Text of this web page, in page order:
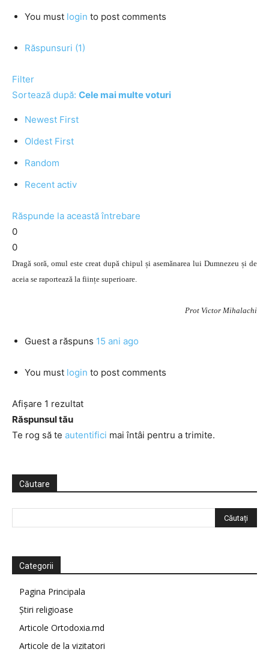
You must login to post comments
Răspunsuri (1)
Filter
Sortează după: Cele mai multe voturi
Newest First
Oldest First
Random
Recent activ
Răspunde la această întrebare
0
0
Dragă soră, omul este creat după chipul și asemănarea lui Dumnezeu și de
aceia se raportează la ființe superioare.
Prot Victor Mihalachi
Guest a răspuns 15 ani ago
You must login to post comments
Afișare 1 rezultat
Răspunsul tău
Te rog să te autentifici mai întâi pentru a trimite.
Căutare
Categorii
Pagina Principala
Știri religioase
Articole Ortodoxia.md
Articole de la vizitatori